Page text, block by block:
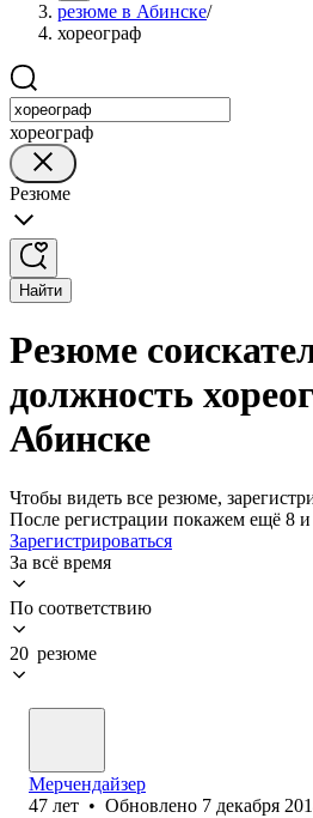
резюме в Абинске/
хореограф
хореограф
Резюме
Найти
Резюме
должность
Абинске
Чтобы видеть все резюме,
После регистрации покажем ещё 8
Зарегистрироваться
За всё время
По соответствию
20 резюме
Мерчендайзер
47 лет • Обновлено 7 декабря